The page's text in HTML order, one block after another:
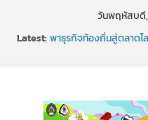
วันพฤหัสบดี
Latest:พาธุรกิจท้องถิ่นสู่ตลาดโ
SMEs ยุคนี้ ถ้าไม่ใช้ AI ถื
พร้อมลุยแล้ว! ปักหมุดโร